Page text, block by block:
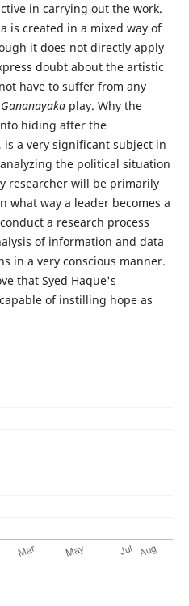
in carrying out the work.
is created in a mixed way of
it does not directly apply
doubt about the artistic
have to suffer from any
Gananayaka play. Why the
hiding after the
is a very significant subject in
the political situation
researcher will be primarily
what way a leader becomes a
a research process
of information and data
in a very conscious manner.
that Syed Haque's
of instilling hope as